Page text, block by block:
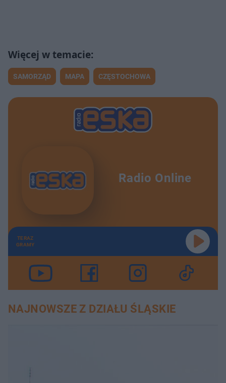
SAMORZĄD MAPA CZĘSTOCHOWA
Radio Online
TERAZ
GRAMY
NAJNOWSZE Z DZIAŁU ŚLĄSKIE